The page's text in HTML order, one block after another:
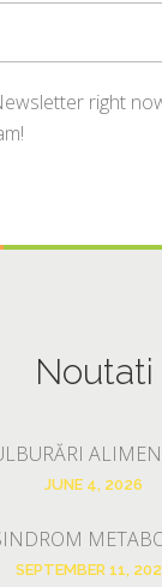
right
Noutati
JUNE 4, 2026
SEPTEMBER 11,